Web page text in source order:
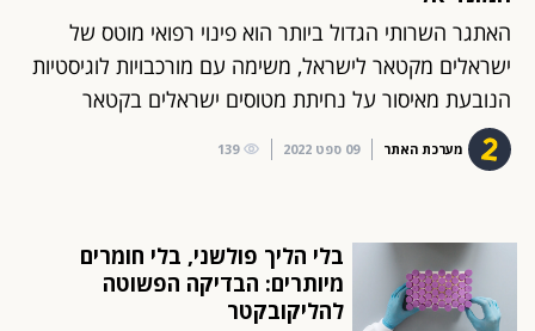
האתגר השרותי הגדול ביותר הוא פינוי רפואי מוטס של
ישראלים מקטאר לישראל, משימה עם מורכבויות לוגיסטיות
הנובעת מאיסור על נחיתת מטוסים ישראלים בקטאר
מערכת האתר 09 ספט 2022 139
בלי הליך פולשני, בלי חומרים
מיותרים: הבדיקה הפשוטה
להליקובקטר